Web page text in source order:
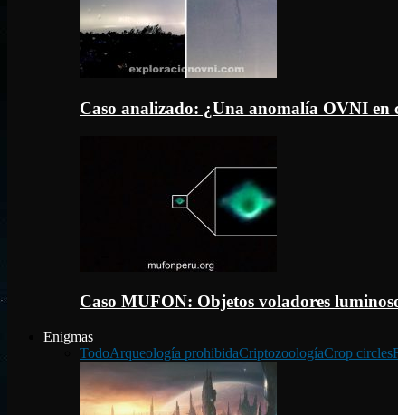
Caso analizado: ¿Una anomalía OVNI en
Caso MUFON: Objetos voladores
Enigmas
TodoArqueología prohibidaCriptozoologíaCrop circles